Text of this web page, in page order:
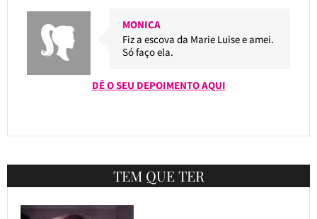
MONICA
Fiz a escova da Marie Luise e amei.
Só faço ela.
DÊ O SEU DEPOIMENTO AQUI
TEM QUE TER